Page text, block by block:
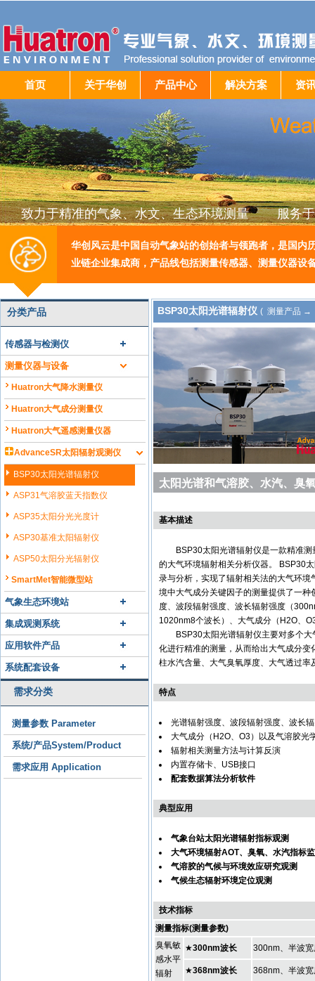
首页 关于华创 产品中心 解决方案 资
致力于精准的气象、水文、生态环境测量 服务于
华创风云是中国自动气象站的创始者与领跑者，是国内
业链企业集成商，产品线包括测量传感器、测量仪器设
分类产品
传感器与检测仪
测量仪器与设备
Huatron大气降水测量仪
Huatron大气成分测量仪
Huatron大气遥感测量仪器
AdvanceSR太阳辐射观测仪
BSP30太阳光谱辐射仪
ASP31气溶胶蓝天指数仪
ASP35太阳分光光度计
ASP30基准太阳辐射仪
ASP50太阳分光辐射仪
SmartMet智能微型站
气象生态环境站
集成观测系统
应用软件产品
系统配套设备
需求分类
测量参数 Parameter
系统/产品System/Product
需求应用 Application
BSP30太阳光谱辐射仪 ( 测量产品 →
太阳光谱和气溶胶、水汽、臭
基本描述
BSP30太阳光谱辐射仪是一款精准测
的大气环境辐射相关分析仪器。 BSP30
录与分析，实现了辐射相关法的大气环
境中大气成分关键因子的测量提供了一
度、波段辐射强度、波长辐射强度（
1020nm8个波长）、大气成分（H2O、
BSP30太阳光谱辐射仪主要对多个大
化进行精准的测量，从而给出大气成分
柱水汽含量、大气臭氧厚度、大气透过率
特点
光谱辐射强度、波段辐射强度、波长
大气成分（H2O、O3）以及气溶胶光
辐射相关测量方法与计算反演
内置存储卡、USB接口
配套数据算法分析软件
典型应用
气象台站太阳光谱辐射指标观测
大气环境辐射AOT、臭氧、水汽指标
气溶胶的气候与环境效应研究观测
气候生态辐射环境定位观测
技术指标
测量指标(测量参数)
臭氧敏
感水平
辐射
★300nm波长 300nm、半波
★368nm波长 368nm、半波